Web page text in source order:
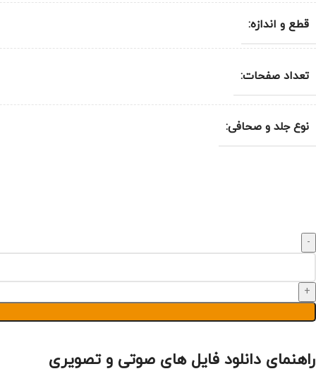
قطع و اندازه:
تعداد صفحات:
نوع جلد و صحافی:
راهنمای دانلود فایل های صوتی و تصویری